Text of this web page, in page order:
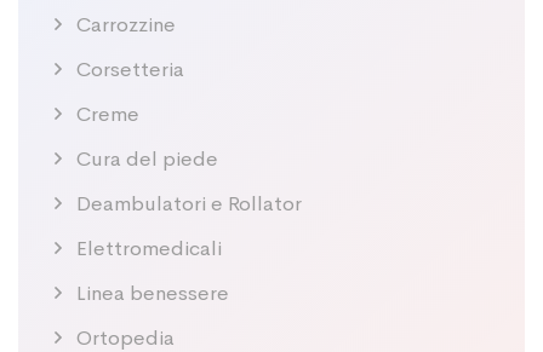
Carrozzine
Corsetteria
Creme
Cura del piede
Deambulatori e Rollator
Elettromedicali
Linea benessere
Ortopedia